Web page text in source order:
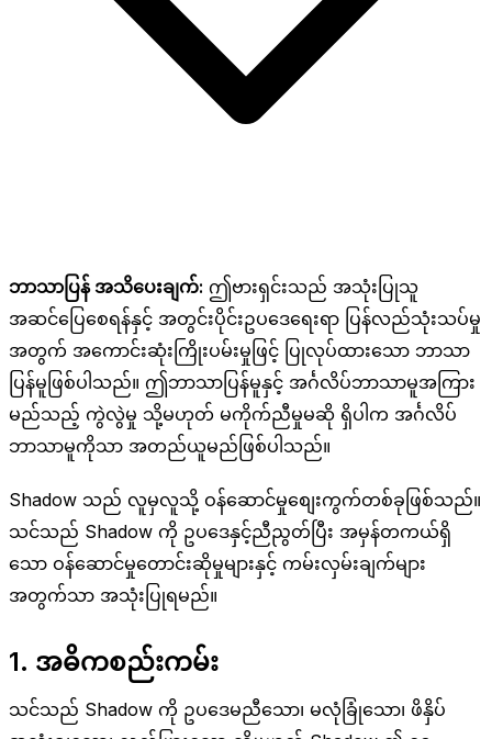
ဘာသာပြန် အသိပေးချက်: ဤဗားရှင်းသည် အသုံးပြုသူ
အဆင်ပြေစေရန်နှင့် အတွင်းပိုင်းဥပဒေရေးရာ ပြန်လည်သုံးသပ်မှု
အတွက် အကောင်းဆုံးကြိုးပမ်းမှုဖြင့် ပြုလုပ်ထားသော ဘာသာ
ပြန်မူဖြစ်ပါသည်။ ဤဘာသာပြန်မူနှင့် အင်္ဂလိပ်ဘာသာမူအကြား
မည်သည့် ကွဲလွဲမှု သို့မဟုတ် မကိုက်ညီမှုမဆို ရှိပါက အင်္ဂလိပ်
ဘာသာမူကိုသာ အတည်ယူမည်ဖြစ်ပါသည်။
Shadow သည် လူမှလူသို့ ဝန်ဆောင်မှုစျေးကွက်တစ်ခုဖြစ်သည်။
သင်သည် Shadow ကို ဥပဒေနှင့်ညီညွတ်ပြီး အမှန်တကယ်ရှိ
သော ဝန်ဆောင်မှုတောင်းဆိုမှုများနှင့် ကမ်းလှမ်းချက်များ
အတွက်သာ အသုံးပြုရမည်။
1. အဓိကစည်းကမ်း
သင်သည် Shadow ကို ဥပဒေမညီသော၊ မလုံခြုံသော၊ ဖိနှိပ်